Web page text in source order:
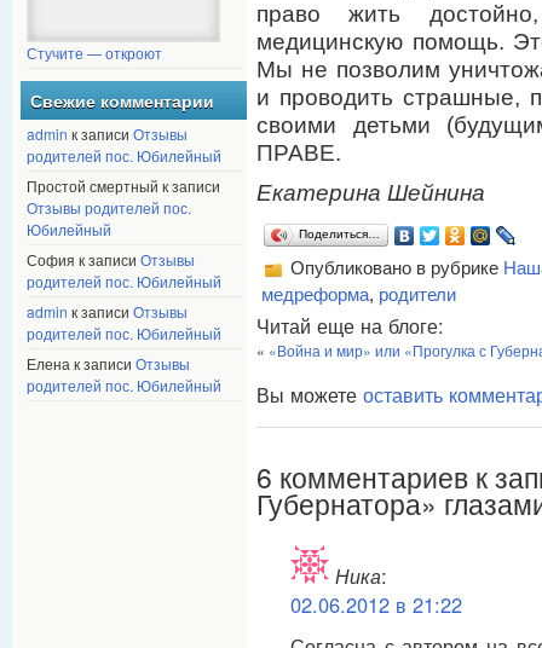
Стучите — откроют
Свежие комментарии
admin к записи Отзывы
родителей пос. Юбилейный
Простой смертный к записи
Отзывы родителей пос.
Юбилейный
София к записи Отзывы
родителей пос. Юбилейный
admin к записи Отзывы
родителей пос. Юбилейный
Елена к записи Отзывы
родителей пос. Юбилейный
право жить
медицинскую помощь.
Мы не позволим
и проводить страшные,
своими детьми
ПРАВЕ.
Екатерина Шейнина
Поделиться…
Опубликовано в рубрике
медреформа, родители
Читай еще на блоге:
« «Война и мир» или «Прогулка с
Вы можете оставить
6 комментариев к
Губернатора»
Ника:
02.06.2012 в 21:22